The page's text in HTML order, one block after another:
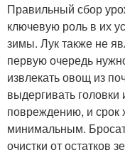
Правильный сбор
ключевую роль в их
зимы. Лук также не
первую очередь
извлекать овощ из
выдергивать
повреждению, и срок
минимальным.
очистки от остатков